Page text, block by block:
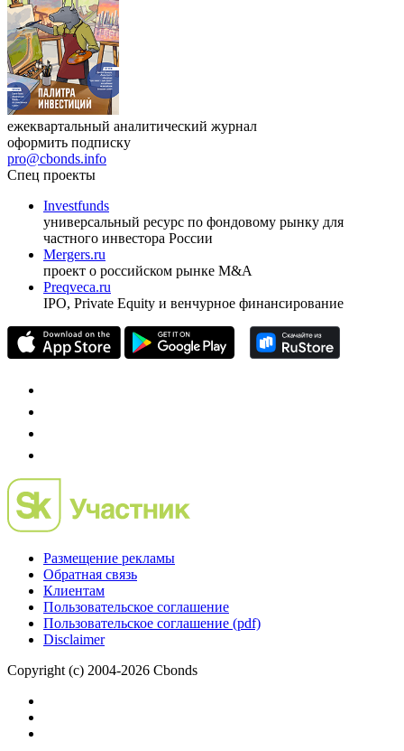
ежеквартальный аналитический журнал
оформить подписку
pro@cbonds.info
Спец проекты
Investfunds
универсальный ресурс по фондовому рынку для
частного инвестора России
Mergers.ru
проект о российском рынке M&A
Preqveca.ru
IPO, Private Equity и венчурное финансирование
Размещение рекламы
Обратная связь
Клиентам
Пользовательское соглашение
Пользовательское соглашение (pdf)
Disclaimer
Copyright (c) 2004-2026 Cbonds